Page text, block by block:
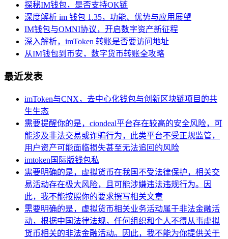
探秘IM钱包，是否支持OK链
深度解析 im 钱包 1.35，功能、优势与应用展望
IM钱包与OMNI协议，开启数字资产新征程
深入解析，imToken 转账是否要访问地址
从IM钱包到币安，数字货币转账全攻略
最近发表
imToken与CNX，去中心化钱包与创新区块链项目的共
生生态
需要提醒你的是，ciondeal平台存在较高的安全风险，可
能涉及非法交易或诈骗行为，此类平台不受正规监管，
用户资产可能面临损失甚至无法追回的风险
imtoken国际版钱包私
需要明确的是，虚拟货币在我国不受法律保护，相关交
易活动存在极大风险，且可能涉嫌违法违规行为。因
此，我不能按照你的要求撰写相关文章
需要明确的是，虚拟货币相关业务活动属于非法金融活
动，根据中国法律法规，任何组织和个人不得从事虚拟
货币相关的非法金融活动。因此，我不能为你提供关于